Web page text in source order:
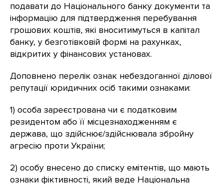
подавати до Національного банку документи та
інформацію для підтвердження перебування
грошових коштів, які вноситимуться в капітал
банку, у безготівковій формі на рахунках,
відкритих у фінансових установах.
Доповнено перелік ознак небездоганної ділової
репутації юридичних осіб такими ознаками:
1) особа зареєстрована чи є податковим
резидентом або її місцезнаходженням є
держава, що здійснює/здійснювала збройну
агресію проти України;
2) особу внесено до списку емітентів, що мають
ознаки фіктивності, який веде Національна